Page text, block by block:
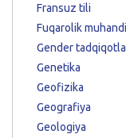
Fransuz tili
Fuqarolik
Gender
Genetika
Geofizika
Geografiya
Geologiya